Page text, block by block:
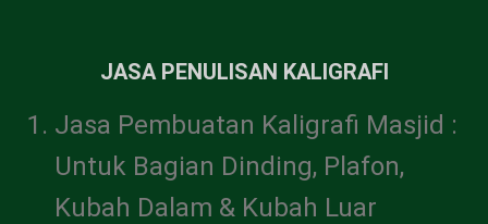
JASA PENULISAN KALIGRAFI
Jasa Pembuatan Kaligrafi Masjid :
Untuk Bagian Dinding, Plafon,
Kubah Dalam & Kubah Luar